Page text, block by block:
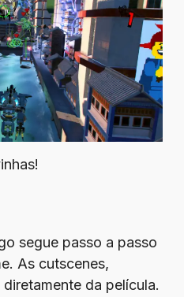
segue passo a passo
As cutscenes,
da película.